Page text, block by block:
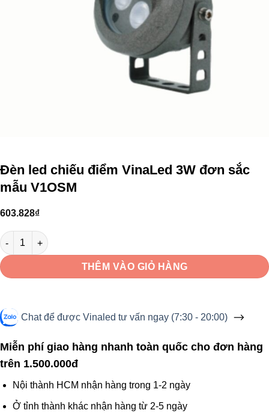
Đèn led chiếu điểm VinaLed 3W đơn sắc
mẫu V1OSM
603.828₫
Đèn led chiếu điểm VinaLed 3W đơn sắc mẫu V1OSM số lượng
THÊM VÀO GIỎ HÀNG
Chat để được Vinaled tư vấn ngay (7:30 - 20:00)
Miễn phí giao hàng nhanh toàn quốc cho đơn hàng
trên 1.500.000đ
Nội thành HCM nhận hàng trong 1-2 ngày
Ở tỉnh thành khác nhận hàng từ 2-5 ngày